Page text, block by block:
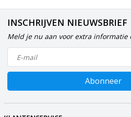
INSCHRIJVEN NIEUWSBRIEF
Meld je nu aan voor extra
Abonneer